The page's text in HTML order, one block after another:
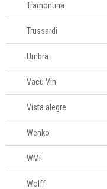
Tramontina
Trussardi
Umbra
Vacu Vin
Vista alegre
Wenko
WMF
Wolff